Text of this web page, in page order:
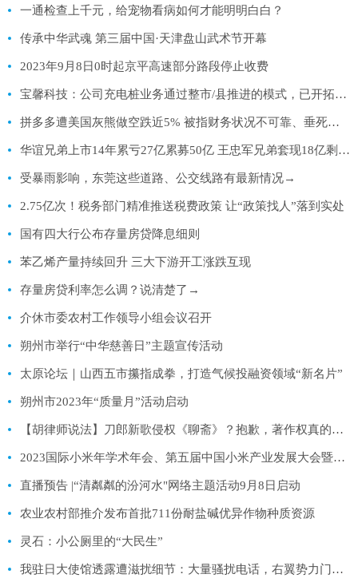
一通检查上千元，给宠物看病如何才能明明白白？
传承中华武魂 第三届中国·天津盘山武术节开幕
2023年9月8日0时起京平高速部分路段停止收费
宝馨科技：公司充电桩业务通过整市/县推进的模式，已开拓布局淮北、池州、重庆、蚌埠、郑州、泉州、保定等
拼多多遭美国灰熊做空跌近5% 被指财务状况不可靠、垂死欺诈
华谊兄弟上市14年累亏27亿累募50亿 王忠军兄弟套现18亿剩余股权全冻结
受暴雨影响，东莞这些道路、公交线路有最新情况→
2.75亿次！税务部门精准推送税费政策 让“政策找人”落到实处
国有四大行公布存量房贷降息细则
苯乙烯产量持续回升 三大下游开工涨跌互现
存量房贷利率怎么调？说清楚了→
介休市委农村工作领导小组会议召开
朔州市举行“中华慈善日”主题宣传活动
太原论坛｜山西五市攥指成拳，打造气候投融资领域“新名片”
朔州市2023年“质量月”活动启动
【胡律师说法】刀郎新歌侵权《聊斋》？抱歉，著作权真的会过期
2023国际小米年学术年会、第五届中国小米产业发展大会暨中国（兴县）首届杂粮产业博览会开幕
直播预告 |“清粼粼的汾河水"网络主题活动9月8日启动
农业农村部推介发布首批711份耐盐碱优异作物种质资源
灵石：小公厕里的“大民生”
我驻日大使馆透露遭滋扰细节：大量骚扰电话，右翼势力门前闹事